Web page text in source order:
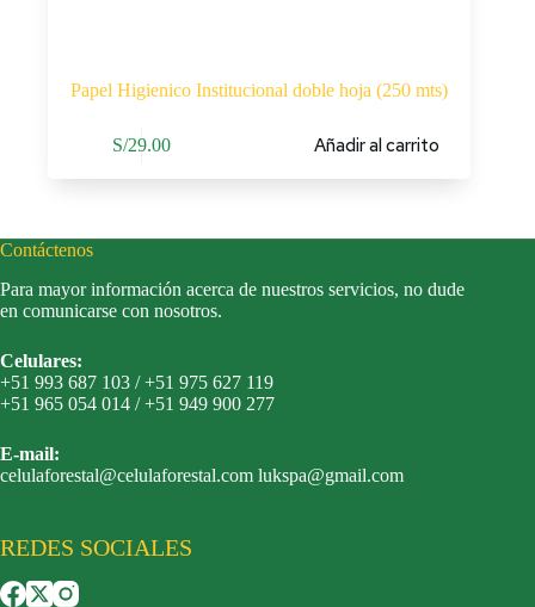
Papel Higienico Institucional doble hoja (250 mts)
S/29.00 Añadir al carrito
Contáctenos
Para mayor información acerca de nuestros servicios, no dude
en comunicarse con nosotros.
Celulares:
+51 993 687 103 / +51 975 627 119
+51 965 054 014 / +51 949 900 277
E-mail:
celulaforestal@celulaforestal.com lukspa@gmail.com
REDES SOCIALES